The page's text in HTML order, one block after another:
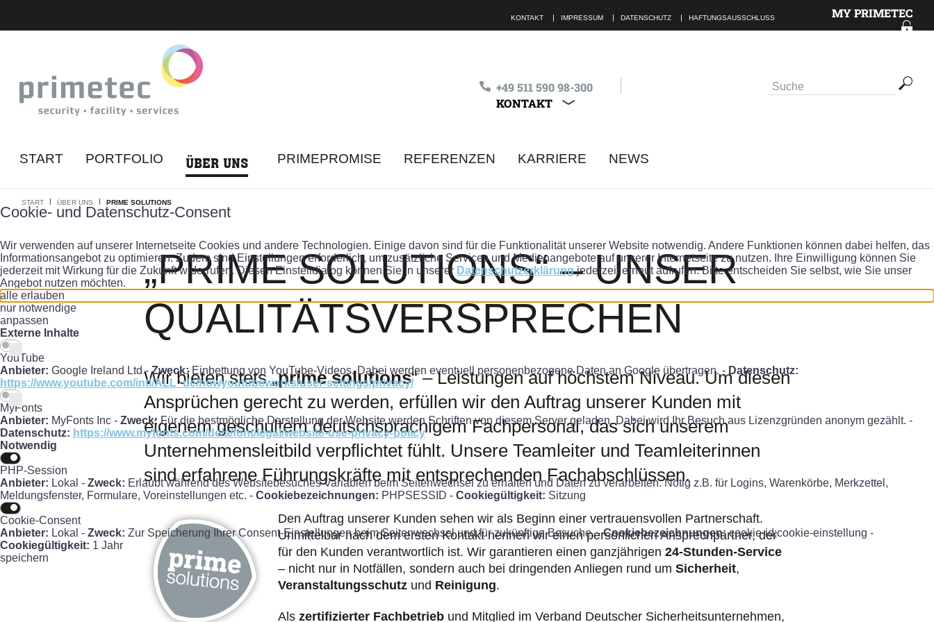
Cookie- und Datenschutz-Consent
Wir verwenden auf unserer Internetseite Cookies und andere Technologien. Einige davon sind für die Funktionalität unserer Website notwendig. Andere Funktionen können dabei helfen, das
Informationsangebot zu optimieren. Zudem sind Einstellungen erforderlich, um zusätzliche Services und Medienangebote auf unserer Internetseite zu nutzen. Ihre Einwilligung können Sie
jederzeit mit Wirkung für die Zukunft widerrufen. Diesen Einstelldialog können Sie in unserer Datenschutzerklärungjederzeit erneut aufrufen. Bitte entscheiden Sie selbst, wie Sie unser
Angebot nutzen möchten.
alle erlauben
nur notwendige
anpassen
Externe Inhalte
YouTube
Anbieter: Google Ireland Ltd -Zweck: Einbettung von YouTube-Videos. Dabei werden eventuell personenbezogene Daten an Google übertragen. - Datenschutz:
https://www.youtube.com/intl/ALL_de/howyoutubeworks/user-settings/privacy/
MyFonts
Anbieter: MyFonts Inc - Zweck: Für die bestmögliche Darstellung der Website werden Schriften von diesem Server geladen. Dabei wird Ihr Besuch aus Lizenzgründen anonym gezählt. -
Datenschutz: https://www.myfonts.com/de/a/font/legal/website-use-privacy-policy
Notwendig
PHP-Session
Anbieter: Lokal - Zweck: Erlaubt während des Websitebesuches Variablen beim Seitenwechsel zu erhalten und Daten zu verarbeiten. Nötig z.B. für Logins, Warenkörbe, Merkzettel,
Meldungsfenster, Formulare, Voreinstellungen etc. - Cookiebezeichnungen: PHPSESSID - Cookiegültigkeit: Sitzung
Cookie-Consent
Anbieter: Lokal - Zweck: Zur Speicherung Ihrer Consent-Einstellungen beim Seitenwechsel und für zukünftige Besuche. -Cookiebezeichnungen:cookie-id;cookie-einstellung -
Cookiegültigkeit: 1 Jahr
speichern
MY PRIMETEC
KONTAKT IMPRESSUM DATENSCHUTZ HAFTUNGSAUSSCHLUSS
+49 511 590 98-300
KONTAKT
Alle Felder sind Pflichtfelder Ich habe dieDatenschutzbestimmungengelesen. ABSENDEN
START PORTFOLIO ÜBER UNS PRIMEPROMISE REFERENZEN KARRIERE NEWS
START | ÜBER UNS | PRIME SOLUTIONS
„PRIME SOLUTIONS“ – UNSER
QUALITÄTSVERSPRECHEN
Wir bieten stets „prime solutions“ – Leistungen auf höchstem Niveau. Um diesen
Ansprüchen gerecht zu werden, erfüllen wir den Auftrag unserer Kunden mit
eigenem geschultem deutschsprachigem Fachpersonal, das sich unserem
Unternehmensleitbild verpflichtet fühlt. Unsere Teamleiter und Teamleiterinnen
sind erfahrene Führungskräfte mit entsprechenden Fachabschlüssen.
Den Auftrag unserer Kunden sehen wir als Beginn einer vertrauensvollen Partnerschaft.
Unmittelbar nach dem ersten Kontakt nennen wir einen persönlichen Ansprechpartner, der
für den Kunden verantwortlich ist. Wir garantieren einen ganzjährigen 24-Stunden-Service
– nicht nur in Notfällen, sondern auch bei dringenden Anliegen rund um Sicherheit,
Veranstaltungsschutz und Reinigung.
Als zertifizierter Fachbetrieb und Mitglied im Verband Deutscher Sicherheitsunternehmen,